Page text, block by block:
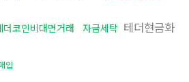
더코인비대면거래 자금세탁 테더현금화
입